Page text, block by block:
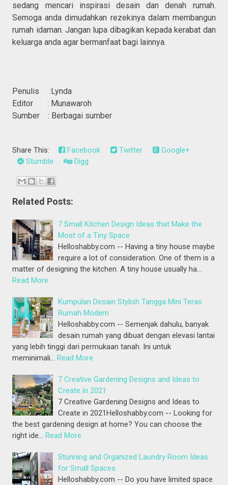
sedang mencari inspirasi desain dan denah rumah.
Semoga anda dimudahkan rezekinya dalam membangun
rumah idaman. Jangan lupa dibagikan kepada kerabat dan
keluarga anda agar bermanfaat bagi lainnya.
Penulis :Lynda
Editor : Munawaroh
Sumber : Berbagai sumber
Share This: Facebook Twitter
Google+
Stumble
Digg
Related Posts:
7 Small Kitchen Design Ideas that Make the
Most of a Tiny Space
Helloshabby.com -- Having a tiny house maybe
require a lot of consideration. One of them is a
matter of designing the kitchen. A tiny house usually ha…
Read More
Kumpulan Desain Stylish Tangga Mini Teras
Rumah Modern
Helloshabby.com -- Semenjak dahulu, banyak
desain rumah yang dibuat dengan elevasi lantai
yang lebih tinggi dari permukaan tanah. Ini untuk
meminimali… Read More
7 Creative Gardening Designs and Ideas to
Create in 2021
7 Creative Gardening Designs and Ideas to
Create in 2021Helloshabby.com -- Looking for
the best gardening design at home? You can choose the
right ide… Read More
Stunning and Organized Laundry Room Ideas
for Small Spaces
Helloshabby.com -- Do you have limited space